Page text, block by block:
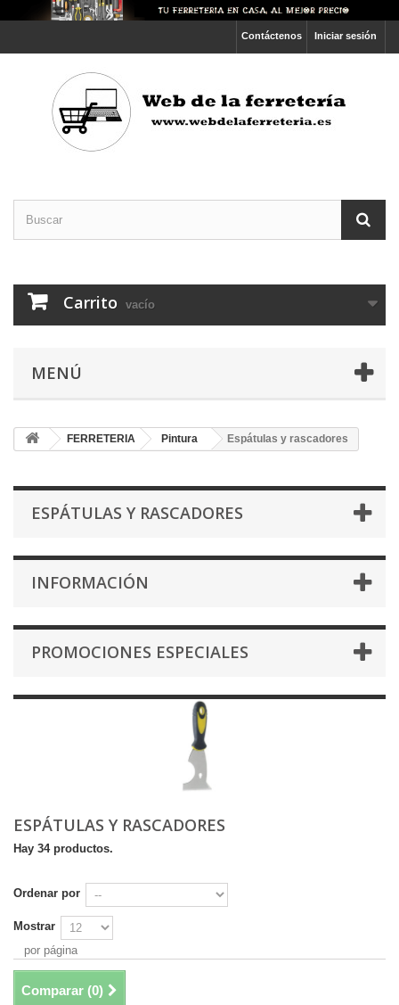
Iniciar sesión
Contáctenos
Carrito vacío
MENÚ
FERRETERIA Pintura Espátulas y rascadores
ESPÁTULAS Y RASCADORES
INFORMACIÓN
PROMOCIONES ESPECIALES
ESPÁTULAS Y RASCADORES
Hay 34 productos.
Ordenar por
Mostrar
por página
Comparar (0)